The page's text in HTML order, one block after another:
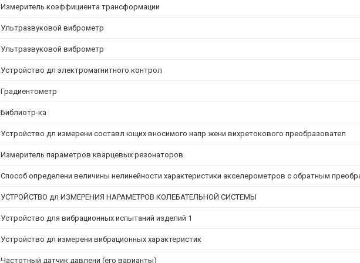
Измеритель коэффициента трансформации
Ультразвуковой виброметр
Ультразвуковой виброметр
Устройство дл электромагнитного контрол
Градиентометр
Библиотр-ка
Устройство дл измерени составл ющих вносимого напр жени вихретокового преобразовател
Измеритель параметров кварцевых резонаторов
Способ определени величины нелинейности характеристики акселерометров с обратным
УСТРОЙСТВО дл ИЗМЕРЕНИЯ НАРАМЕТРОВ КОЛЕБАТЕЛЬНОЙ СИСТЕМЫ
Устройство для вибрационных испытаний изделий 1
Устройство дл измерени вибрационных характеристик
Частотный датчик давлени (его варианты)